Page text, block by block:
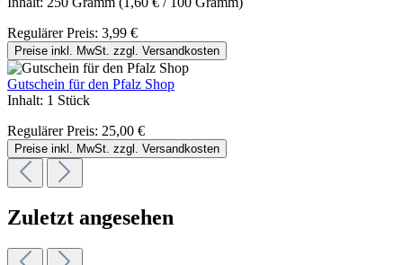
Regulärer Preis: 3,99 €
Preise inkl. MwSt. zzgl. Versandkosten
Gutschein für den Pfalz Shop
Inhalt: 1 Stück
Regulärer Preis: 25,00 €
Preise inkl. MwSt. zzgl. Versandkosten
Zuletzt angesehen